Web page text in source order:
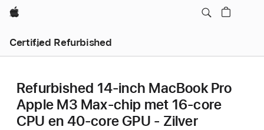
Apple
Certified Refurbished
Refurbished 14‑inch MacBook Pro
Apple M3 Max-chip met 16‑core
CPU en 40‑core GPU - Zilver